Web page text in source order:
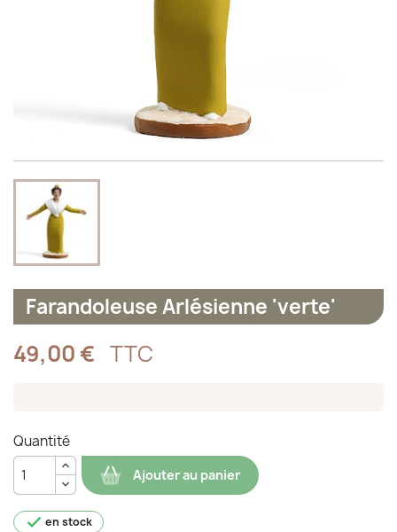
Farandoleuse Arlésienne 'verte'
49,00 € TTC
Quantité
Ajouter au panier
 en stock